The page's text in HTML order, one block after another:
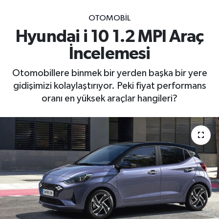
OTOMOBİL
Hyundai i 10 1.2 MPI Araç
İncelemesi
Otomobillere binmek bir yerden başka bir yere
gidişimizi kolaylaştırıyor. Peki fiyat performans
oranı en yüksek araçlar hangileri?